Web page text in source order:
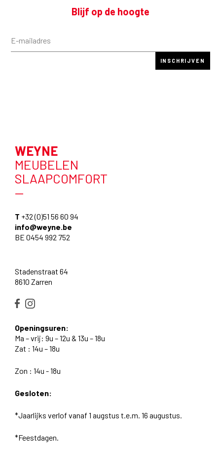
Blijf op de hoogte
WEYNE
MEUBELEN
SLAAPCOMFORT
—
T +32 (0)51 56 60 94
info@weyne.be
BE 0454 992 752
Stadenstraat 64
8610 Zarren
Openingsuren:
Ma – vrij: 9u – 12u & 13u – 18u
Zat : 14u – 18u
Zon : 14u - 18u
Gesloten:
*Jaarlijks verlof vanaf 1 augstus t.e.m. 16 augustus.
*Feestdagen.